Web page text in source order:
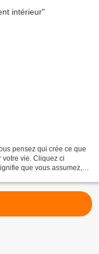
pensez qui crée ce que
votre vie. Cliquez ci
que vous assumez,